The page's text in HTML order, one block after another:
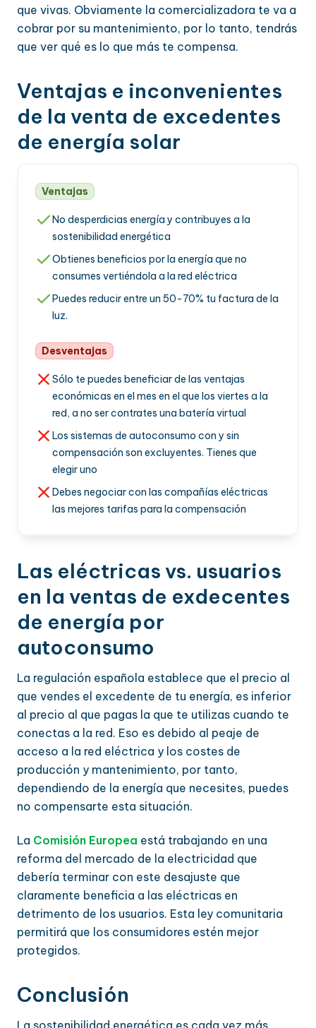
que vivas. Obviamente la comercializadora te va a
cobrar por su mantenimiento, por lo tanto, tendrás
que ver qué es lo que más te compensa.
Ventajas e inconvenientes
de la venta de excedentes
de energía solar
Ventajas
No desperdicias energía y contribuyes a la
sostenibilidad energética
Obtienes beneficios por la energía que no
consumes vertiéndola a la red eléctrica
Puedes reducir entre un 50-70% tu factura de la
luz.
Desventajas
Sólo te puedes beneficiar de las ventajas
económicas en el mes en el que los viertes a la
red, a no ser contrates una batería virtual
Los sistemas de autoconsumo con y sin
compensación son excluyentes. Tienes que
elegir uno
Debes negociar con las compañías eléctricas
las mejores tarifas para la compensación
Las eléctricas vs. usuarios
en la ventas de exdecentes
de energía por
autoconsumo
La regulación española establece que el precio al
que vendes el excedente de tu energía, es inferior
al precio al que pagas la que te utilizas cuando te
conectas a la red. Eso es debido al peaje de
acceso a la red eléctrica y los costes de
producción y mantenimiento, por tanto,
dependiendo de la energía que necesites, puedes
no compensarte esta situación.
La Comisión Europea está trabajando en una
reforma del mercado de la electricidad que
debería terminar con este desajuste que
claramente beneficia a las eléctricas en
detrimento de los usuarios. Esta ley comunitaria
permitirá que los consumidores estén mejor
protegidos.
Conclusión